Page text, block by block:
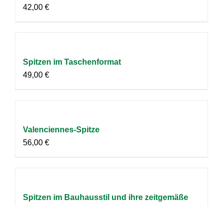
42,00 €
Spitzen im Taschenformat
49,00 €
Valenciennes-Spitze
56,00 €
Spitzen im Bauhausstil und ihre zeitgemäße